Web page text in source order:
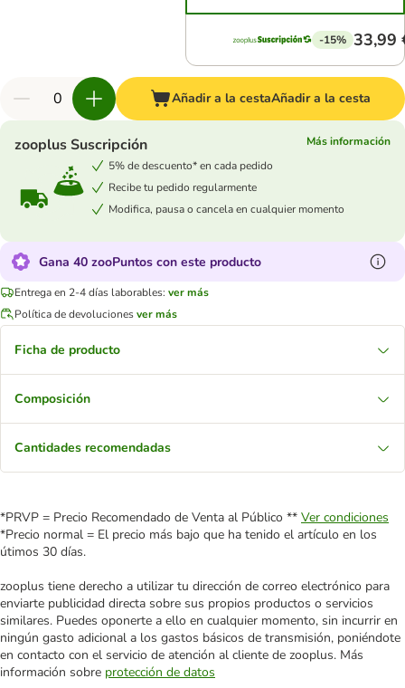
-15% 33,99
Añadir a la cestaAñadir a la cesta
zooplus Suscripción
Más información
5% de descuento* en cada pedido
Recibe tu pedido regularmente
Modifica, pausa o cancela en cualquier momento
Gana 40 zooPuntos con este producto
Entrega en 2-4 días laborables: ver más
Política de devolucionesver más
Ficha de producto
Composición
Cantidades recomendadas
*PRVP = Precio Recomendado de Venta al Público ** Ver condiciones
*Precio normal = El precio más bajo que ha tenido el artículo en los
útimos 30 días.
zooplus tiene derecho a utilizar tu dirección de correo electrónico para
enviarte publicidad directa sobre sus propios productos o servicios
similares. Puedes oponerte a ello en cualquier momento, sin incurrir en
ningún gasto adicional a los gastos básicos de transmisión, poniéndote
en contacto con el servicio de atención al cliente de zooplus. Más
información sobre protección de datos